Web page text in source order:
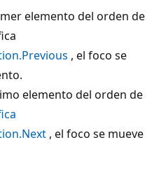
elemento del orden de
, el foco se
elemento del orden de
, el foco se mueve